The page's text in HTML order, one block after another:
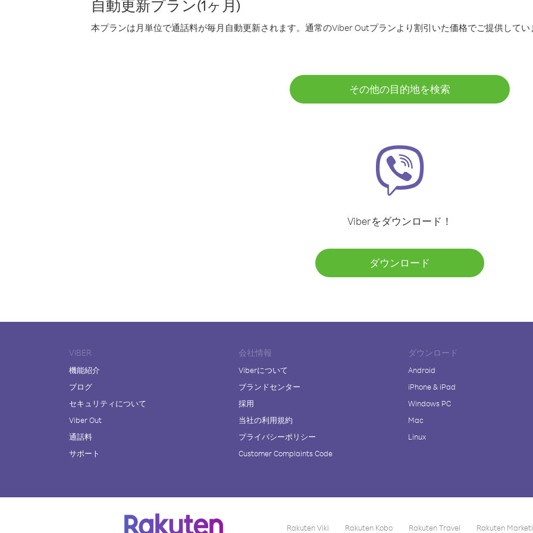
自動更新プラン(1ヶ月)
本プランは月単位で通話料が毎月自動更新されます。通常のViber Outプランより割引いた価格でご提供してい
その他の目的地を検索
Viberをダウンロード！
ダウンロード
VIBER
機能紹介
ブログ
セキュリティについて
Viber Out
通話料
サポート
会社情報
Viberについて
ブランドセンター
採用
当社の利用規約
プライバシーポリシー
Customer Complaints Code
ダウンロード
Android
iPhone & iPad
Windows PC
Mac
Linux
Rakuten Viki Rakuten Kobo Rakuten Travel Rakuten